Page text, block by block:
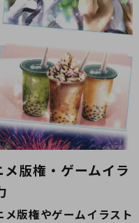
版権・ゲームイラ
版権やゲームイラスト